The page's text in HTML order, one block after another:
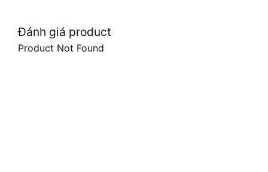
Đánh giá product
Product Not Found